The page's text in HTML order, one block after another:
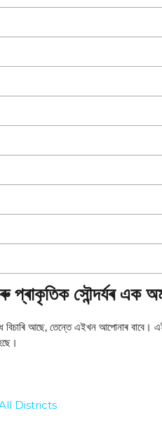
প্ৰাকৃতিক সৌন্দৰ্যৰ এক
বিচাৰি আছে, তেন্তে এইখন আপোনাৰ বাবে।
Districts